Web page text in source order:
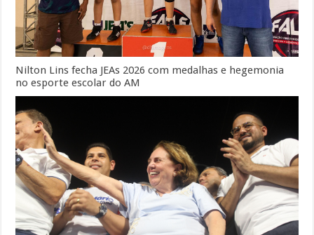
Nilton Lins fecha JEAs 2026 com medalhas e hegemonia
no esporte escolar do AM